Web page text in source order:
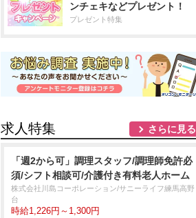
ンチェキなどプレゼント！
プレゼント特集
求人特集 さらに見る
「週2から可」調理スタッフ/調理師免許必
須/シフト相談可/介護付き有料老人ホーム
株式会社川島コーポレーション/サニーライフ練馬高野
台
時給1,226円～1,300円